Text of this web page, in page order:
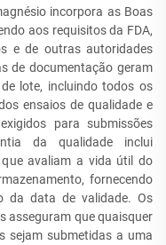
incorpora as Boas
aos requisitos da FDA,
e de outras autoridades
de documentação geram
lote, incluindo todos os
ensaios de qualidade e
para submissões
da qualidade inclui
avaliam a vida útil do
fornecendo
da data de validade. Os
asseguram que quaisquer
sejam submetidas a uma